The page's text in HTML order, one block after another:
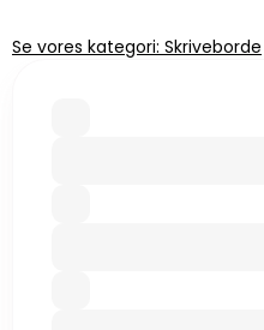
Se vores kategori: Skriveborde